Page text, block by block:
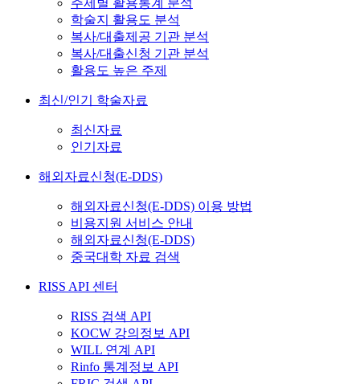
주제별 활용통계 분석
학술지 활용도 분석
복사/대출제공 기관 분석
복사/대출신청 기관 분석
활용도 높은 주제
최신/인기 학술자료
최신자료
인기자료
해외자료신청(E-DDS)
해외자료신청(E-DDS) 이용 방법
비용지원 서비스 안내
해외자료신청(E-DDS)
중국대학 자료 검색
RISS API 센터
RISS 검색 API
KOCW 강의정보 API
WILL 연계 API
Rinfo 통계정보 API